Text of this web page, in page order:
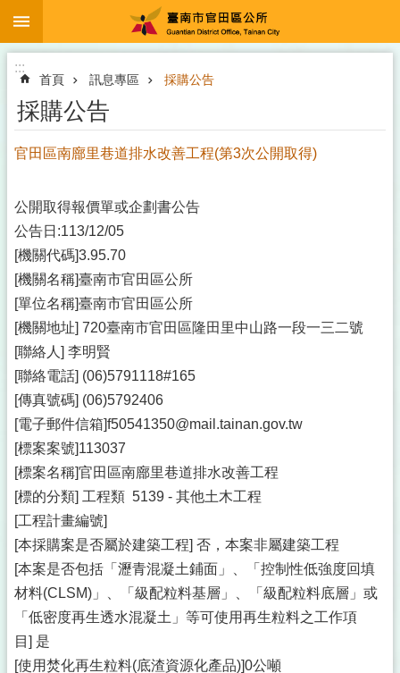
跳到主要內容區塊
:::
首頁 訊息專區 採購公告
採購公告
官田區南廍里巷道排水改善工程(第3次公開取得)
公開取得報價單或企劃書公告
公告日:113/12/05
[機關代碼]3.95.70
[機關名稱]臺南市官田區公所
[單位名稱]臺南市官田區公所
[機關地址] 720臺南市官田區隆田里中山路一段一三二號
[聯絡人] 李明賢
[聯絡電話] (06)5791118#165
[傳真號碼] (06)5792406
[電子郵件信箱]f50541350@mail.tainan.gov.tw
[標案案號]113037
[標案名稱]官田區南廍里巷道排水改善工程
[標的分類] 工程類 5139 - 其他土木工程
[工程計畫編號]
[本採購案是否屬於建築工程] 否，本案非屬建築工程
[本案是否包括「瀝青混凝土鋪面」、「控制性低強度回填
材料(CLSM)」、「級配粒料基層」、「級配粒料底層」或
「低密度再生透水混凝土」等可使用再生粒料之工作項
目] 是
[使用焚化再生粒料(底渣資源化產品)]0公噸